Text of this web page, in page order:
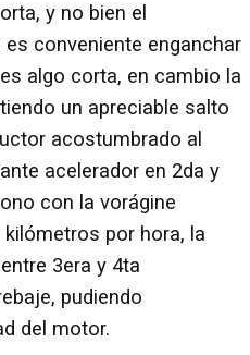
y no bien el
conveniente enganchar
algo corta, en cambio la
un apreciable salto
acostumbrado al
acelerador en 2da y
con la vorágine
por hora, la
3era y 4ta
pudiendo
del motor.